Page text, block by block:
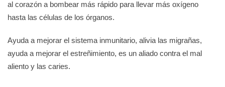
al corazón a bombear más rápido para llevar más oxígeno
hasta las células de los órganos.
Ayuda a mejorar el sistema inmunitario, alivia las migrañas,
ayuda a mejorar el estreñimiento, es un aliado contra el mal
aliento y las caries.